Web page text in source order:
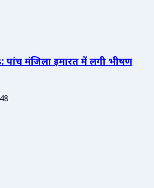
मंजिला इमारत में लगी भीषण